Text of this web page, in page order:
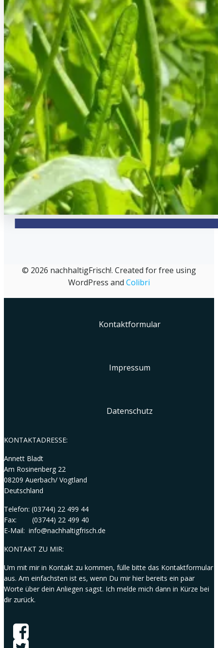
© 2026 nachhaltigFrisch!. Created for free using
WordPress and Colibri
Kontaktformular
Impressum
Datenschutz
KONTAKTADRESSE:
Annett Bladt
Am Rosinenberg 22
08209 Auerbach/ Vogtland
Deutschland
Telefon: (03744) 22 499 44
Fax: (03744) 22 499 40
E-Mail: info@nachhaltigfrisch.de
KONTAKT ZU MIR:
Um mit mir in Kontakt zu kommen, fülle bitte das Kontaktformular
aus. Am einfachsten ist es, wenn Du mir hier bereits ein paar
Worte über dein Anliegen sagst. Ich melde mich dann in Kürze bei
dir zurück.